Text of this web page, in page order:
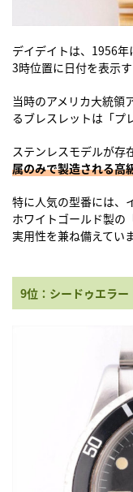
デイデイトは、1956年
3時位置に日付を表示
当時のアメリカ大統領
るブレスレットは「プ
ステンレスモデルが存
属のみで製造される高
特に人気の型番には、
ホワイトゴールド製の
実用性を兼ね備えていま
9位：シードゥエラー